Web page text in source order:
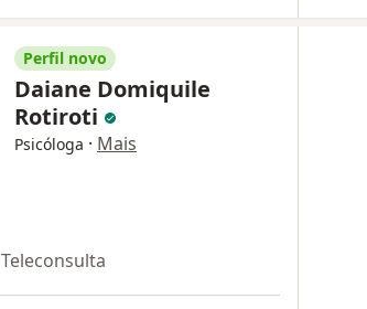
Perfil novo
Daiane Domiquile
Rotiroti
Psicóloga · Mais
Teleconsulta